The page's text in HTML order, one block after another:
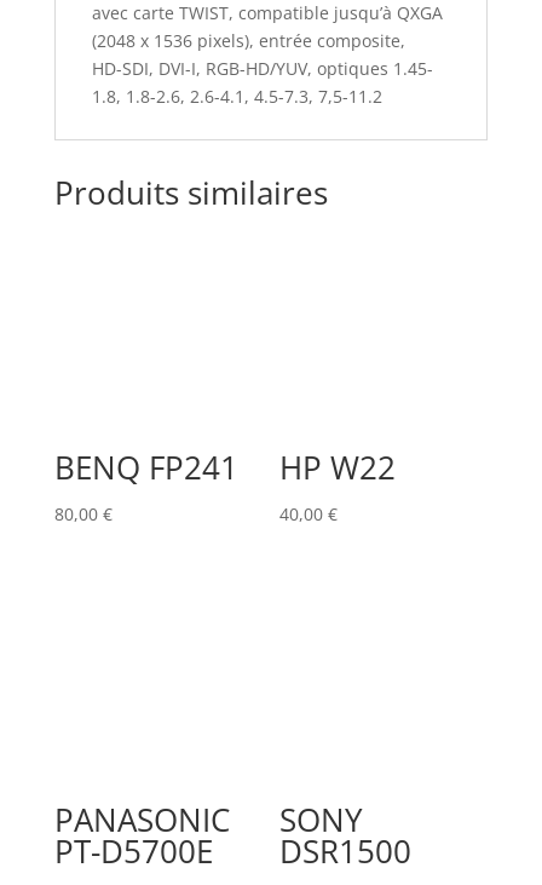
avec carte TWIST, compatible jusqu’à QXGA
(2048 x 1536 pixels), entrée composite,
HD-SDI, DVI-I, RGB-HD/YUV, optiques 1.45-
1.8, 1.8-2.6, 2.6-4.1, 4.5-7.3, 7,5-11.2
Produits similaires
BENQ FP241
80,00 €
HP W22
40,00€
PANASONIC
PT-D5700E
SONY
DSR1500